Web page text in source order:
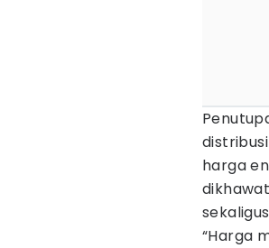
harga
“Harga